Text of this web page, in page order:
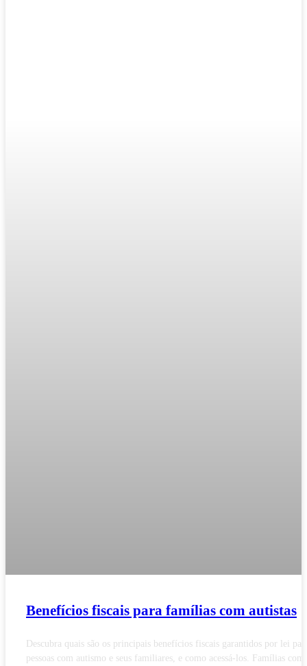
Benefícios fiscais para famílias com autistas
Descubra quais são os principais benefícios fiscais garantidos por lei
pessoas com autismo e seus familiares, e como acessá-los. Famílias com